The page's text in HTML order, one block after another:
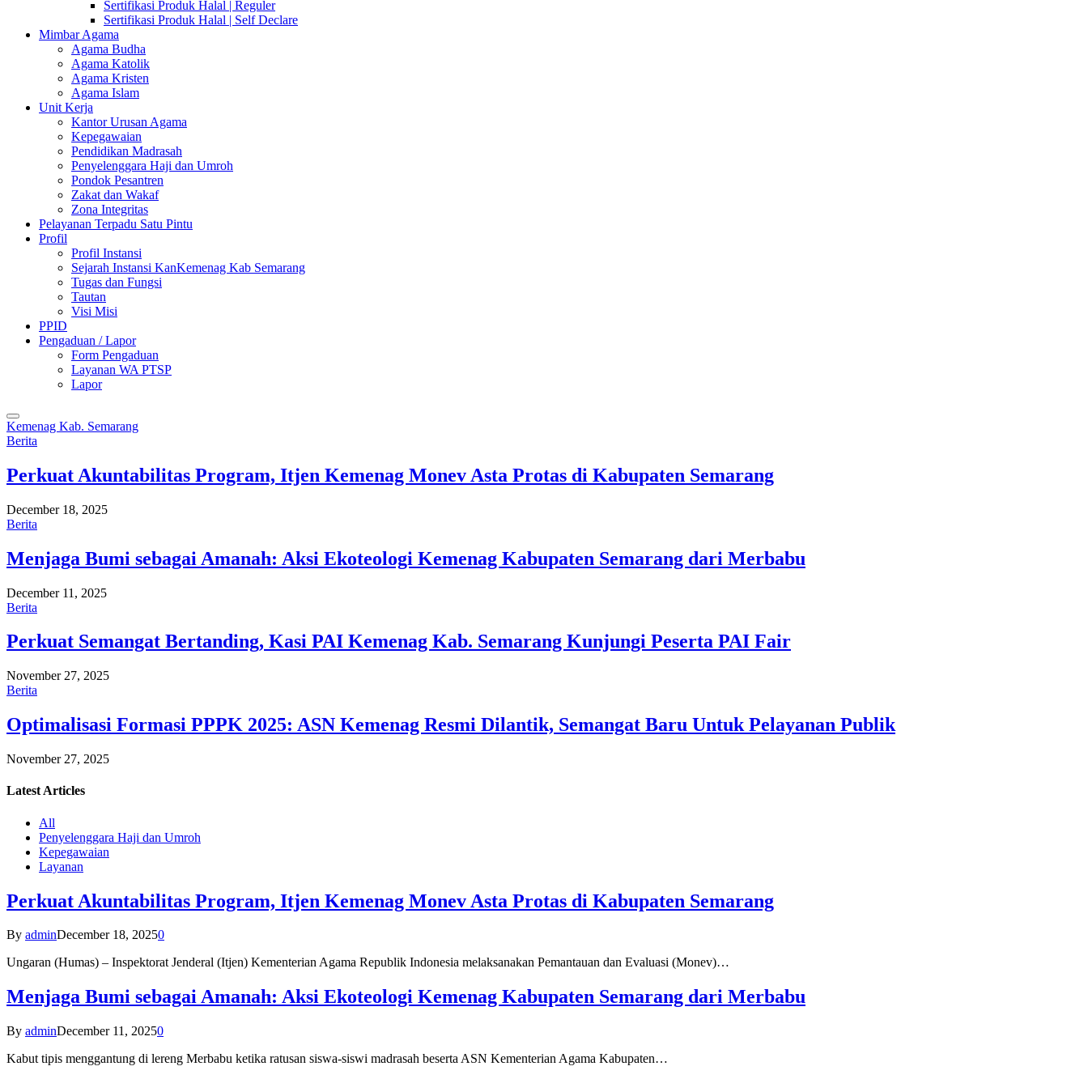
Sertifikasi Produk Halal | Reguler
Sertifikasi Produk Halal | Self Declare
Mimbar Agama
Agama Budha
Agama Katolik
Agama Kristen
Agama Islam
Unit Kerja
Kantor Urusan Agama
Kepegawaian
Pendidikan Madrasah
Penyelenggara Haji dan Umroh
Pondok Pesantren
Zakat dan Wakaf
Zona Integritas
Pelayanan Terpadu Satu Pintu
Profil
Profil Instansi
Sejarah Instansi KanKemenag Kab Semarang
Tugas dan Fungsi
Tautan
Visi Misi
PPID
Pengaduan / Lapor
Form Pengaduan
Layanan WA PTSP
Lapor
Kemenag Kab. Semarang
Berita
Perkuat Akuntabilitas Program, Itjen Kemenag Monev Asta Protas di Kabupaten Semarang
December 18, 2025
Berita
Menjaga Bumi sebagai Amanah: Aksi Ekoteologi Kemenag Kabupaten Semarang dari Merbabu
December 11, 2025
Berita
Perkuat Semangat Bertanding, Kasi PAI Kemenag Kab. Semarang Kunjungi Peserta PAI Fair
November 27, 2025
Berita
Optimalisasi Formasi PPPK 2025: ASN Kemenag Resmi Dilantik, Semangat Baru Untuk Pelayanan Publik
November 27, 2025
Latest Articles
All
Penyelenggara Haji dan Umroh
Kepegawaian
Layanan
Perkuat Akuntabilitas Program, Itjen Kemenag Monev Asta Protas di Kabupaten Semarang
By adminDecember 18, 20250
Ungaran (Humas) – Inspektorat Jenderal (Itjen) Kementerian Agama Republik Indonesia melaksanakan Pemantauan dan Evaluasi (Monev)…
Menjaga Bumi sebagai Amanah: Aksi Ekoteologi Kemenag Kabupaten Semarang dari Merbabu
By adminDecember 11, 20250
Kabut tipis menggantung di lereng Merbabu ketika ratusan siswa-siswi madrasah beserta ASN Kementerian Agama Kabupaten…